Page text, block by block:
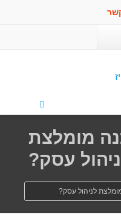
מומלצת
עסק?
לניהול עסק?